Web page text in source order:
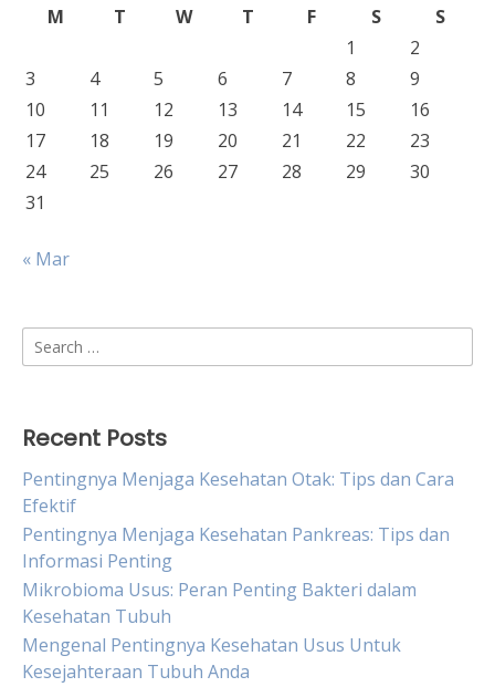
M
T W T F S
S
1
2
3
4 5 6 7 8
9
10
11 12 13 14 15
16
17
18 19 20 21 22
23
24
25 26 27 28 29
30
31
« Mar
Search
for:
Recent Posts
Pentingnya Menjaga Kesehatan Otak: Tips dan Cara
Efektif
Pentingnya Menjaga Kesehatan Pankreas: Tips dan
Informasi Penting
Mikrobioma Usus: Peran Penting Bakteri dalam
Kesehatan Tubuh
Mengenal Pentingnya Kesehatan Usus Untuk
Kesejahteraan Tubuh Anda